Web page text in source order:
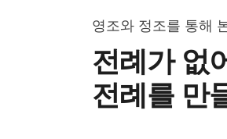
영조와 정조를 통해
전례가 없
전례를 만